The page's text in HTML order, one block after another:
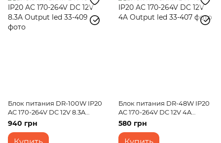
Блок питания DR-100W IP20
AC 170-264V DC 12V 8.3A
Output led
940 грн
Блок питания DR-48W IP20
AC 170-264V DC 12V 4A
Output led
580 грн